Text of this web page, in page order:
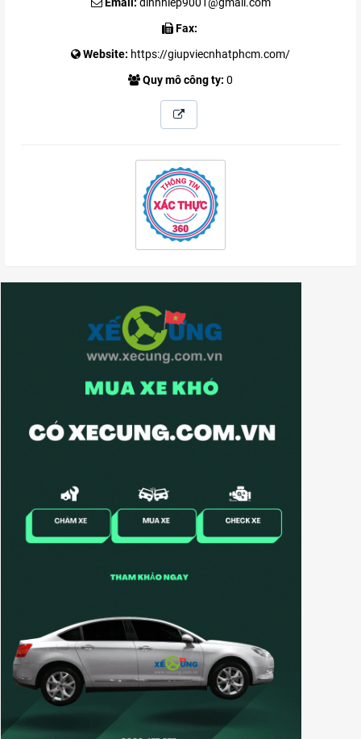
Fax:
Website: https://giupviecnhatphcm.com/
Quy mô công ty: 0